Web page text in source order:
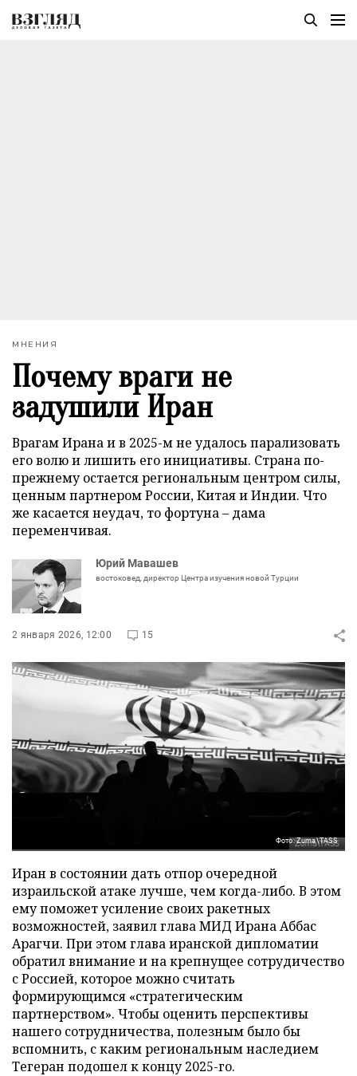
МНЕНИЯ
Почему враги не
задушили Иран
Врагам Ирана и в 2025-м не удалось парализовать
его волю и лишить его инициативы. Страна по-
прежнему остается региональным центром силы,
ценным партнером России, Китая и Индии. Что
же касается неудач, то фортуна – дама
переменчивая.
Юрий Мавашев
востоковед, директор Центра изучения новой Турции
2 января 2026, 12:00 15
Фото: Zuma\TASS
Иран в состоянии дать отпор очередной
израильской атаке лучше, чем когда-либо. В этом
ему поможет усиление своих ракетных
возможностей, заявил глава МИД Ирана Аббас
Арагчи. При этом глава иранской дипломатии
обратил внимание и на крепнущее сотрудичество
с Россией, которое можно считать
формирующимся «стратегическим
партнерством». Чтобы оценить перспективы
нашего сотрудничества, полезным было бы
вспомнить, с каким региональным наследием
Тегеран подошел к концу 2025-го.